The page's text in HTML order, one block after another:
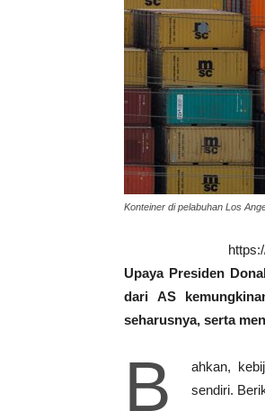
Konteiner di pelabuhan Los
Upaya Presiden
dari AS
seharusnya, serta
B
ahkan,
sendiri.